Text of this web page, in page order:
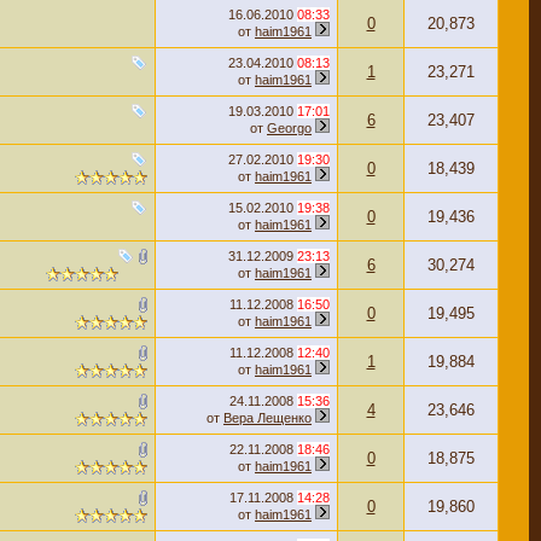
16.06.2010 08:33
от haim1961 0 20,873
23.04.2010 08:13
от haim1961 1 23,271
19.03.2010 17:01
от Georgo 6 23,407
27.02.2010 19:30
от haim1961 0 18,439
15.02.2010 19:38
от haim1961 0 19,436
31.12.2009 23:13
от haim1961 6 30,274
11.12.2008 16:50
от haim1961 0 19,495
11.12.2008 12:40
от haim1961 1 19,884
24.11.2008 15:36
от Вера Лещенко 4 23,646
22.11.2008 18:46
от haim1961 0 18,875
17.11.2008 14:28
от haim1961 0 19,860